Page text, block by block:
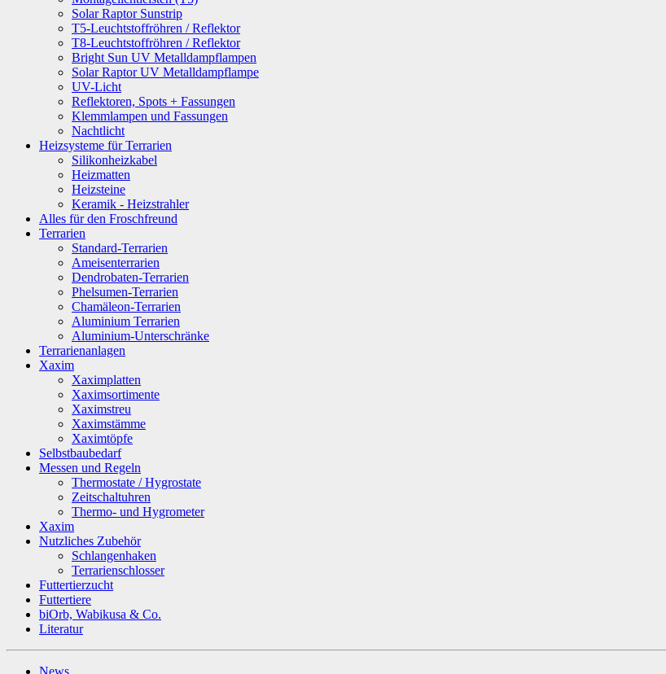
Solar Raptor Sunstrip
T5-Leuchtstoffröhren / Reflektor
T8-Leuchtstoffröhren / Reflektor
Bright Sun UV Metalldampflampen
Solar Raptor UV Metalldampflampe
UV-Licht
Reflektoren, Spots + Fassungen
Klemmlampen und Fassungen
Nachtlicht
Heizsysteme für Terrarien
Silikonheizkabel
Heizmatten
Heizsteine
Keramik - Heizstrahler
Alles für den Froschfreund
Terrarien
Standard-Terrarien
Ameisenterrarien
Dendrobaten-Terrarien
Phelsumen-Terrarien
Chamäleon-Terrarien
Aluminium Terrarien
Aluminium-Unterschränke
Terrarienanlagen
Xaxim
Xaximplatten
Xaximsortimente
Xaximstreu
Xaximstämme
Xaximtöpfe
Selbstbaubedarf
Messen und Regeln
Thermostate / Hygrostate
Zeitschaltuhren
Thermo- und Hygrometer
Xaxim
Nutzliches Zubehör
Schlangenhaken
Terrarienschlosser
Futtertierzucht
Futtertiere
biOrb, Wabikusa & Co.
Literatur
News